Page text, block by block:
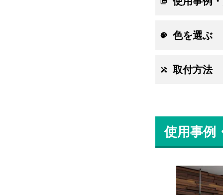
色を選ぶ
取付方法
使用事例